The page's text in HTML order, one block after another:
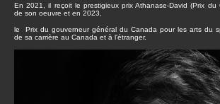
En 2021, il reçoit le prestigieux prix Athanase-David (Prix du
de son oeuvre et en 2023,
le Prix du gouverneur général du Canada pour les arts du
de sa carrière au Canada et à l'étranger.